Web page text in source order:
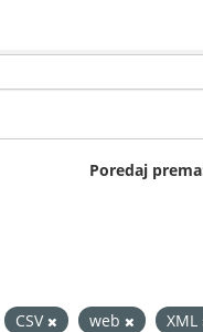
Poredaj prema
CSV web XML